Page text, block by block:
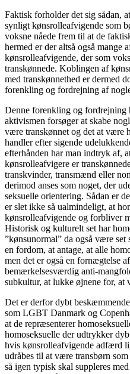
Faktisk forholder det sig sådan,
synligt kønsrolleafvigende som
voksne nåede frem til at de
hermed er der altså også mange
kønsrolleafvigende, der som
transkønnede. Koblingen af
med transkønnethed er dermed
forenkling og fordrejning af
Denne forenkling og
aktivismen forsøger at skabe
være transkønnet og det at være
handler efter sigende
efterhånden har man indtryk af,
kønsrolleafvigere er
transkvinder, transmænd eller
derimod anses som noget, der
seksuelle orientering. Sådan er
er slet ikke så ualmindeligt, at
kønsrolleafvigende og forbliver
Historisk og kulturelt set har
”kønsunormal” da også være set
en fordom, at antage, at alle
men det er også en fornægtelse
bemærkelsesværdig anti-
subkultur, at lukke øjnene for, at
Det er derfor dybt
som LGBT Danmark og
at de repræsenterer
homoseksuelle der udtrykker
hvis kønsrolleafvigende adfærd
udråbes til at være transbørn
så igen typisk skal suppleres